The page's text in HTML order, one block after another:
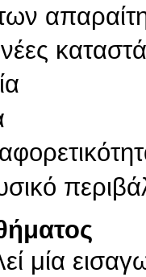
μία